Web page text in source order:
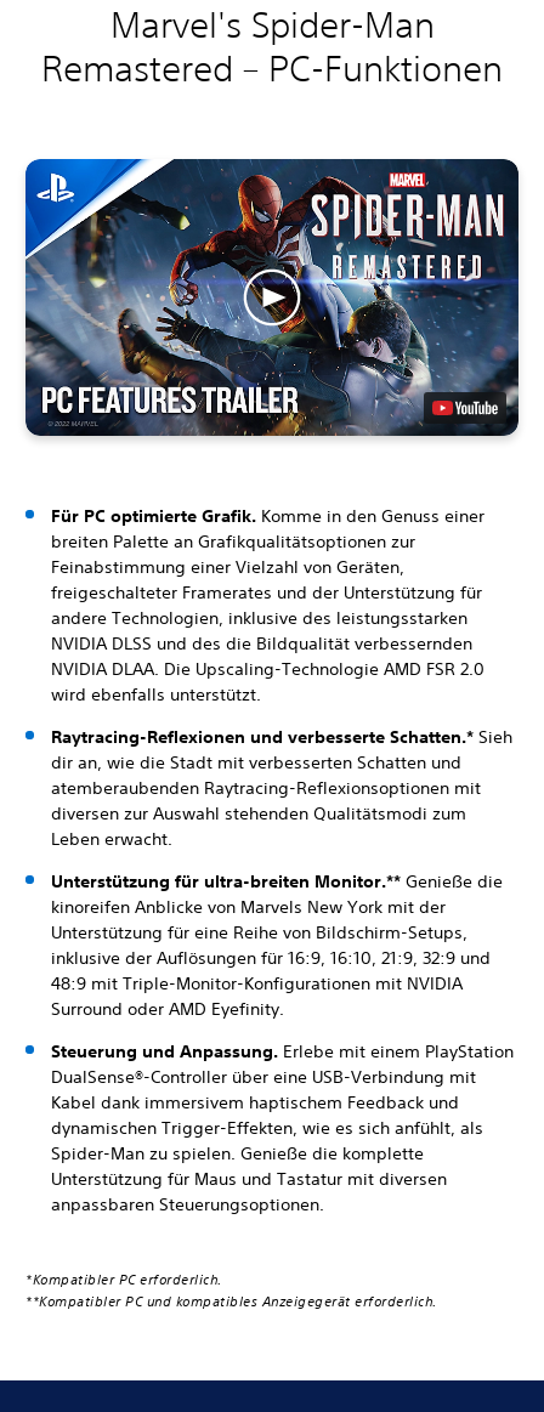
Marvel's Spider-Man
Remastered – PC-Funktionen
Für PC optimierte Grafik. Komme in den Genuss einer
breiten Palette an Grafikqualitätsoptionen zur
Feinabstimmung einer Vielzahl von Geräten,
freigeschalteter Framerates und der Unterstützung für
andere Technologien, inklusive des leistungsstarken
NVIDIA DLSS und des die Bildqualität verbessernden
NVIDIA DLAA. Die Upscaling-Technologie AMD FSR 2.0
wird ebenfalls unterstützt.
Raytracing-Reflexionen und verbesserte Schatten.* Sieh
dir an, wie die Stadt mit verbesserten Schatten und
atemberaubenden Raytracing-Reflexionsoptionen mit
diversen zur Auswahl stehenden Qualitätsmodi zum
Leben erwacht.
Unterstützung für ultra-breiten Monitor.** Genieße die
kinoreifen Anblicke von Marvels New York mit der
Unterstützung für eine Reihe von Bildschirm-Setups,
inklusive der Auflösungen für 16:9, 16:10, 21:9, 32:9 und
48:9 mit Triple-Monitor-Konfigurationen mit NVIDIA
Surround oder AMD Eyefinity.
Steuerung und Anpassung. Erlebe mit einem PlayStation
DualSense®-Controller über eine USB-Verbindung mit
Kabel dank immersivem haptischem Feedback und
dynamischen Trigger-Effekten, wie es sich anfühlt, als
Spider-Man zu spielen. Genieße die komplette
Unterstützung für Maus und Tastatur mit diversen
anpassbaren Steuerungsoptionen.
*Kompatibler PC erforderlich.
**Kompatibler PC und kompatibles Anzeigegerät erforderlich.